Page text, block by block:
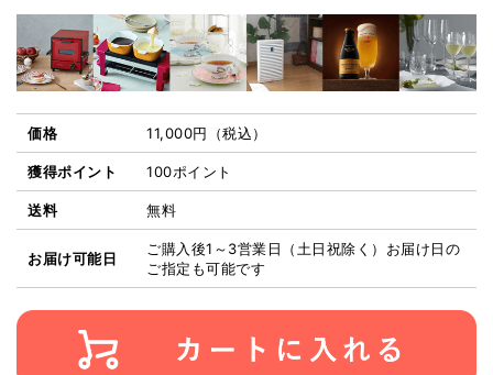
価格 11,000円 （税込）
獲得ポイント 100ポイント
送料 無料
お届け可能日
ご購入後1～3営業日（土日祝除く）お届け日の
ご指定も可能です